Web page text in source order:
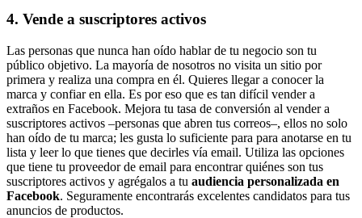
4. Vende a suscriptores activos
Las personas que nunca han oído hablar de tu negocio son tu
público objetivo. La mayoría de nosotros no visita un sitio por
primera y realiza una compra en él. Quieres llegar a conocer la
marca y confiar en ella. Es por eso que es tan difícil vender a
extraños en Facebook. Mejora tu tasa de conversión al vender a
suscriptores activos –personas que abren tus correos–, ellos no solo
han oído de tu marca; les gusta lo suficiente para para anotarse en tu
lista y leer lo que tienes que decirles vía email. Utiliza las opciones
que tiene tu proveedor de email para encontrar quiénes son tus
suscriptores activos y agrégalos a tu audiencia personalizada en
Facebook. Seguramente encontrarás excelentes candidatos para tus
anuncios de productos.